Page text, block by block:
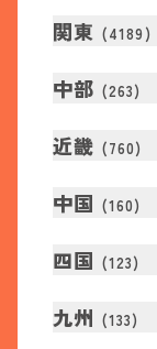
関東 (4189 )
中部 (263)
近畿 (760)
中国 (160)
四国 (123)
九州 (133)